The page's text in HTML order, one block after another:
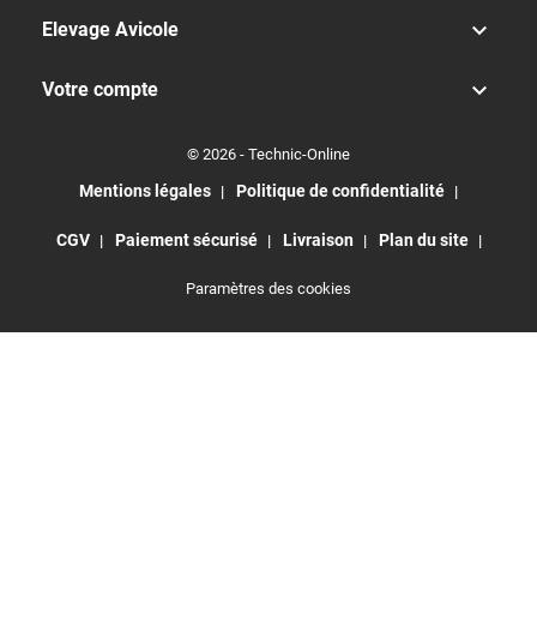
Elevage Avicole 
Votre compte 
© 2026 - Technic-Online
Mentions légales Politique de confidentialité
CGV Paiement sécurisé Livraison Plan du site
Paramètres des cookies